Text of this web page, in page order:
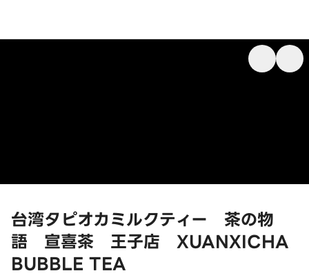
台湾タピオカミルクティー 茶の物
語 宣喜茶 王子店 XUANXICHA
BUBBLE TEA